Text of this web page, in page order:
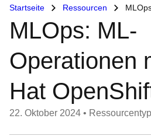
Startseite Ressourcen MLOps:
MLOps: ML-
Operationen
Hat
22. Oktober 2024 •